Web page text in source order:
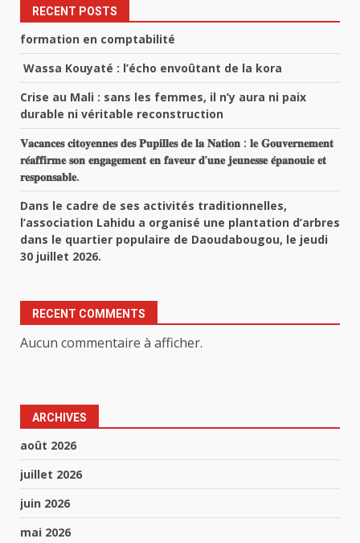
RECENT POSTS
formation en comptabilité
Wassa Kouyaté : l’écho envoûtant de la kora
Crise au Mali : sans les femmes, il n’y aura ni paix
durable ni véritable reconstruction
𝐕𝐚𝐜𝐚𝐧𝐜𝐞𝐬 𝐜𝐢𝐭𝐨𝐲𝐞𝐧𝐧𝐞𝐬 𝐝𝐞𝐬 𝐏𝐮𝐩𝐢𝐥𝐥𝐞𝐬 𝐝𝐞 𝐥𝐚 𝐍𝐚𝐭𝐢𝐨𝐧 : 𝐥𝐞 𝐆𝐨𝐮𝐯𝐞𝐫𝐧𝐞𝐦𝐞𝐧𝐭
𝐫𝐞́𝐚𝐟𝐟𝐢𝐫𝐦𝐞 𝐬𝐨𝐧 𝐞𝐧𝐠𝐚𝐠𝐞𝐦𝐞𝐧𝐭 𝐞𝐧 𝐟𝐚𝐯𝐞𝐮𝐫 𝐝’𝐮𝐧𝐞 𝐣𝐞𝐮𝐧𝐞𝐬𝐬𝐞 𝐞́𝐩𝐚𝐧𝐨𝐮𝐢𝐞 𝐞𝐭
𝐫𝐞𝐬𝐩𝐨𝐧𝐬𝐚𝐛𝐥𝐞.
Dans le cadre de ses activités traditionnelles,
l’association Lahidu a organisé une plantation d’arbres
dans le quartier populaire de Daoudabougou, le jeudi
30 juillet 2026.
RECENT COMMENTS
Aucun commentaire à afficher.
ARCHIVES
août 2026
juillet 2026
juin 2026
mai 2026